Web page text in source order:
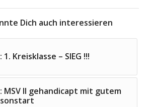
Dich auch interessieren
1. Kreisklasse – SIEG !!!
MSV II gehandicapt mit gutem